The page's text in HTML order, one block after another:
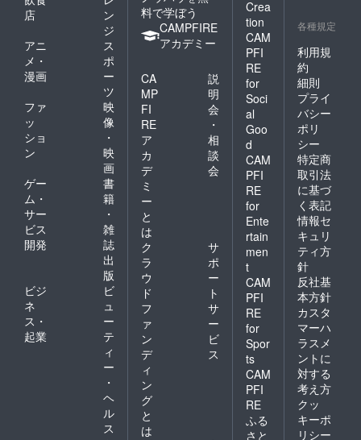
店
ン
ジ
アニ
メ・
漫画
ス
ポ
ー
ツ
ファ
ッ
ショ
ン
映
像
・
映
画
ゲー
ム・
サー
ビス
開発
書
籍
・
雑
誌
出
版
ビジ
ネ
ス・
起業
ビ
ュ
ー
テ
ィ
ー
・
ヘ
ル
ス
料で学ぼう
CAMPFIRE
アカデミー
CA
MP
FI
RE
ア
カ
デ
ミ
ー
と
は
説
明
会
・
相
談
会
ク
ラ
ウ
ド
フ
ァ
ン
デ
ィ
ン
グ
と
は
サ
ポ
ー
ト
サ
ー
ビ
ス
Crea
tion
CAM
PFI
RE
for
Soci
al
Goo
d
CAM
PFI
RE
for
Ente
rtain
men
t
CAM
PFI
RE
for
Spor
ts
CAM
PFI
RE
ふる
さと
各種規定
利用規
約
細則
プライ
バシー
ポリ
シー
特定商
取引法
に基づ
く表記
情報セ
キュリ
ティ方
針
反社基
本方針
カスタ
マーハ
ラスメ
ントに
対する
考え方
クッ
キーポ
リシー